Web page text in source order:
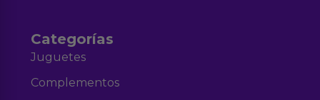
Categorías
Juguetes
Complementos